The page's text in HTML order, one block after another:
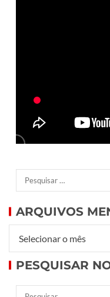
ARQUIVOS
PESQUISAR